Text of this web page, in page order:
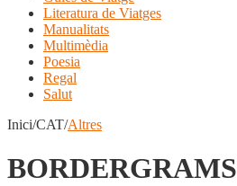
Literatura de Viatges
Manualitats
Multimèdia
Poesia
Regal
Salut
Inici/CAT/Altres
BORDERGRAMS